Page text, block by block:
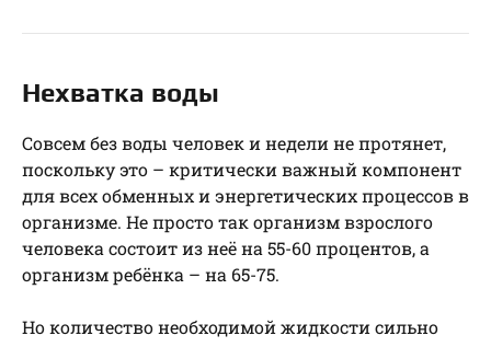
Нехватка воды
Совсем без воды человек и недели не протянет,
поскольку это – критически важный компонент
для всех обменных и энергетических процессов в
организме. Не просто так организм взрослого
человека состоит из неё на 55-60 процентов, а
организм ребёнка – на 65-75.
Но количество необходимой жидкости сильно